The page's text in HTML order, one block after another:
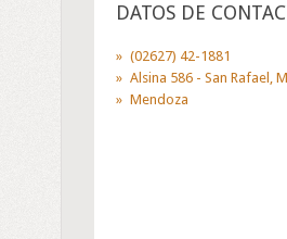
DATOS DE
(02627) 42-1881
Alsina 586 - San Rafael,
Mendoza